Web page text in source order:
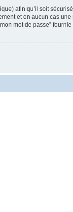
afin qu’il soit
et en aucun cas
mot de passe”